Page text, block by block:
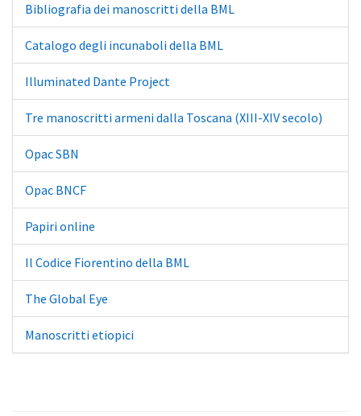
Bibliografia dei manoscritti della BML
Catalogo degli incunaboli della BML
Illuminated Dante Project
Tre manoscritti armeni dalla Toscana (XIII-XIV secolo)
Opac SBN
Opac BNCF
Papiri online
Il Codice Fiorentino della BML
The Global Eye
Manoscritti etiopici